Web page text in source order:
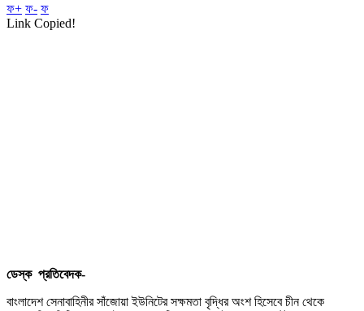
ফ+ ফ- ফ
Link Copied!
ডেস্ক প্রতিবেদক-
বাংলাদেশ সেনাবাহিনীর সাঁজোয়া ইউনিটের সক্ষমতা বৃদ্ধির অংশ হিসেবে চীন থেকে